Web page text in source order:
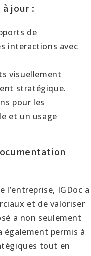
jour :
de
interactions avec
visuellement
stratégique.
pour les
et un usage
IGDoc a
et de valoriser
a non seulement
également permis à
tout en